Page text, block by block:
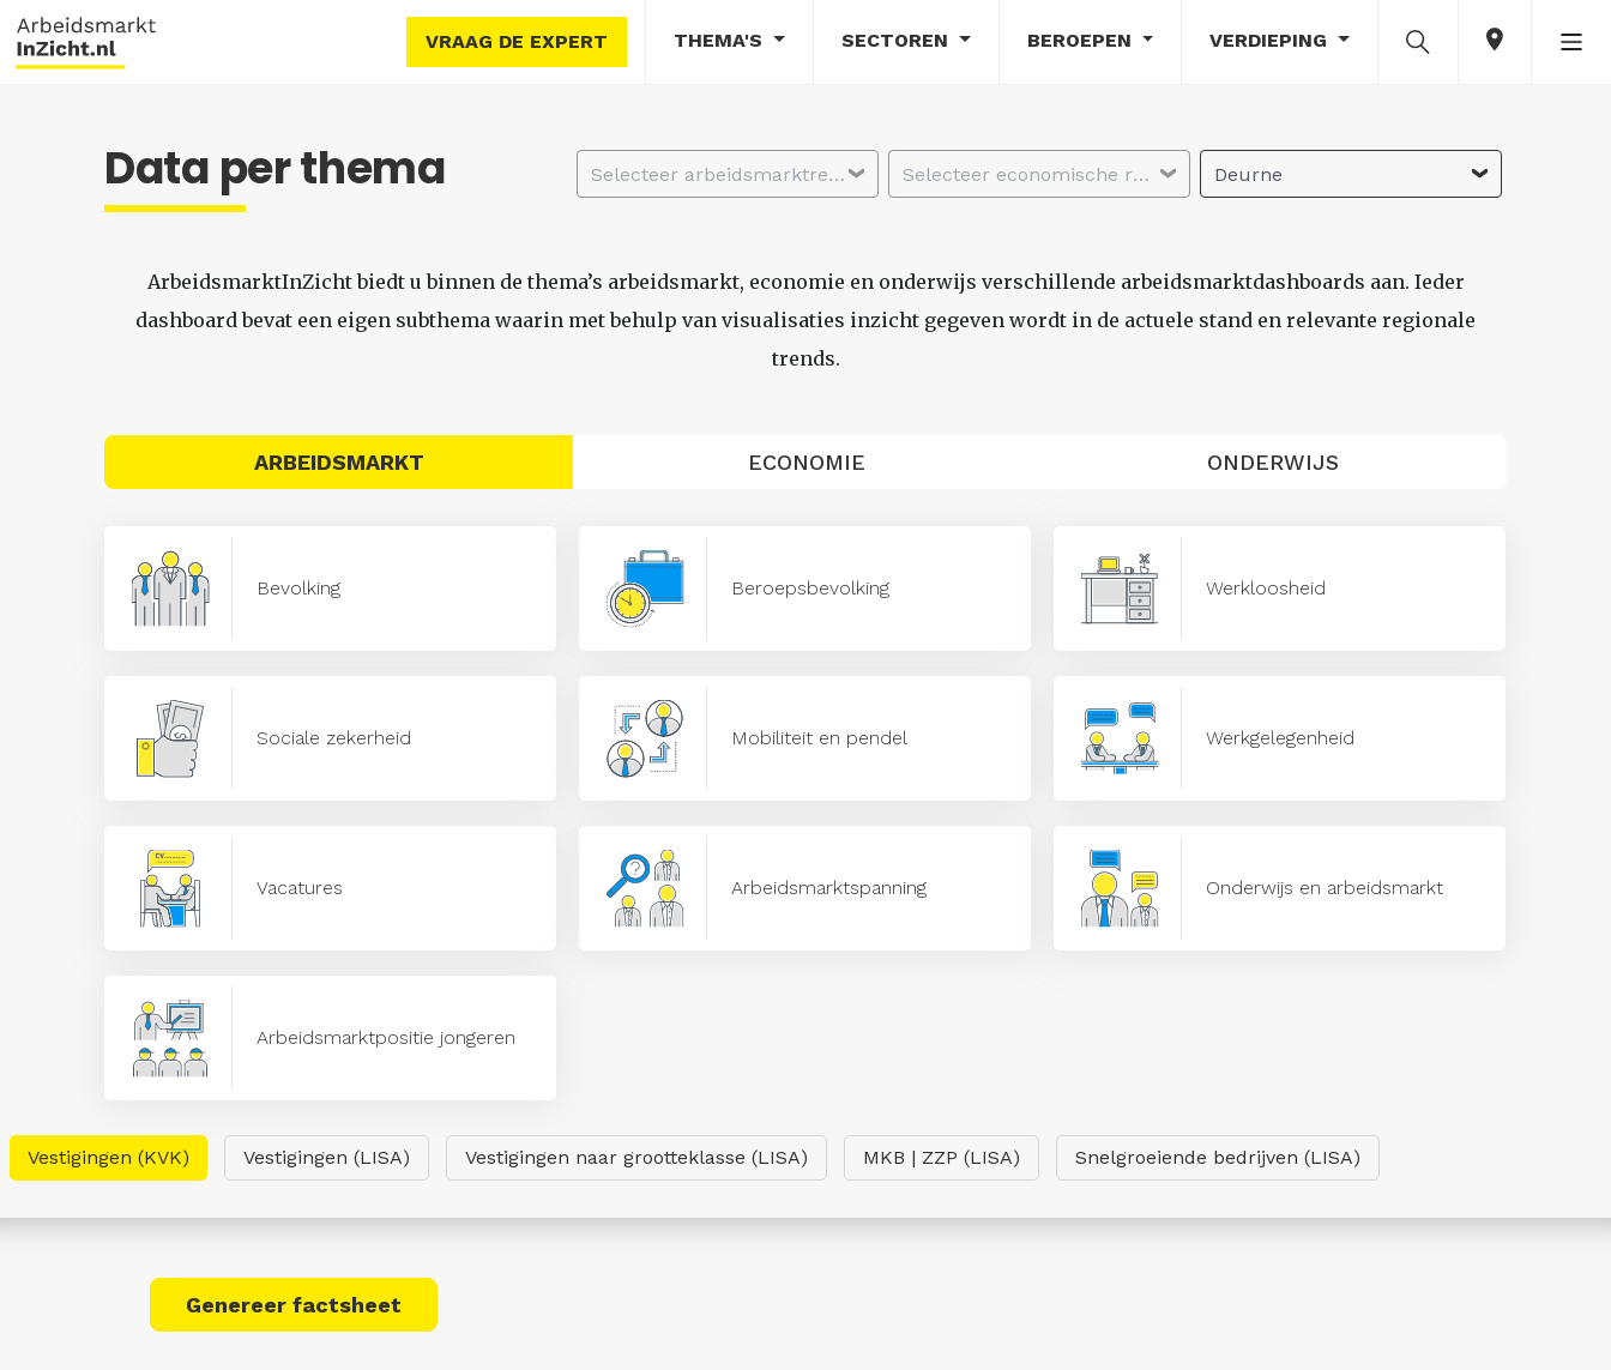
VRAAG DE EXPERT THEMA'S SECTOREN BEROEPEN VERDIEPING
Data per thema Selecteer arbeidsmarktregio Selecteer economische regio Deurne
ArbeidsmarktInZicht biedt u binnen de thema’s arbeidsmarkt, economie en onderwijs verschillende arbeidsmarktdashboards aan. Ieder
dashboard bevat een eigen subthema waarin met behulp van visualisaties inzicht gegeven wordt in de actuele stand en relevante regionale
trends.
ARBEIDSMARKT ECONOMIE ONDERWIJS
Bevolking Beroepsbevolking Werkloosheid
Sociale zekerheid Mobiliteit en pendel Werkgelegenheid
Vacatures Arbeidsmarktspanning Onderwijs en arbeidsmarkt
Arbeidsmarktpositie jongeren
Vestigingen (KVK) Vestigingen (LISA) Vestigingen naar grootteklasse (LISA) MKB | ZZP (LISA) Snelgroeiende bedrijven (LISA)
Genereer factsheet